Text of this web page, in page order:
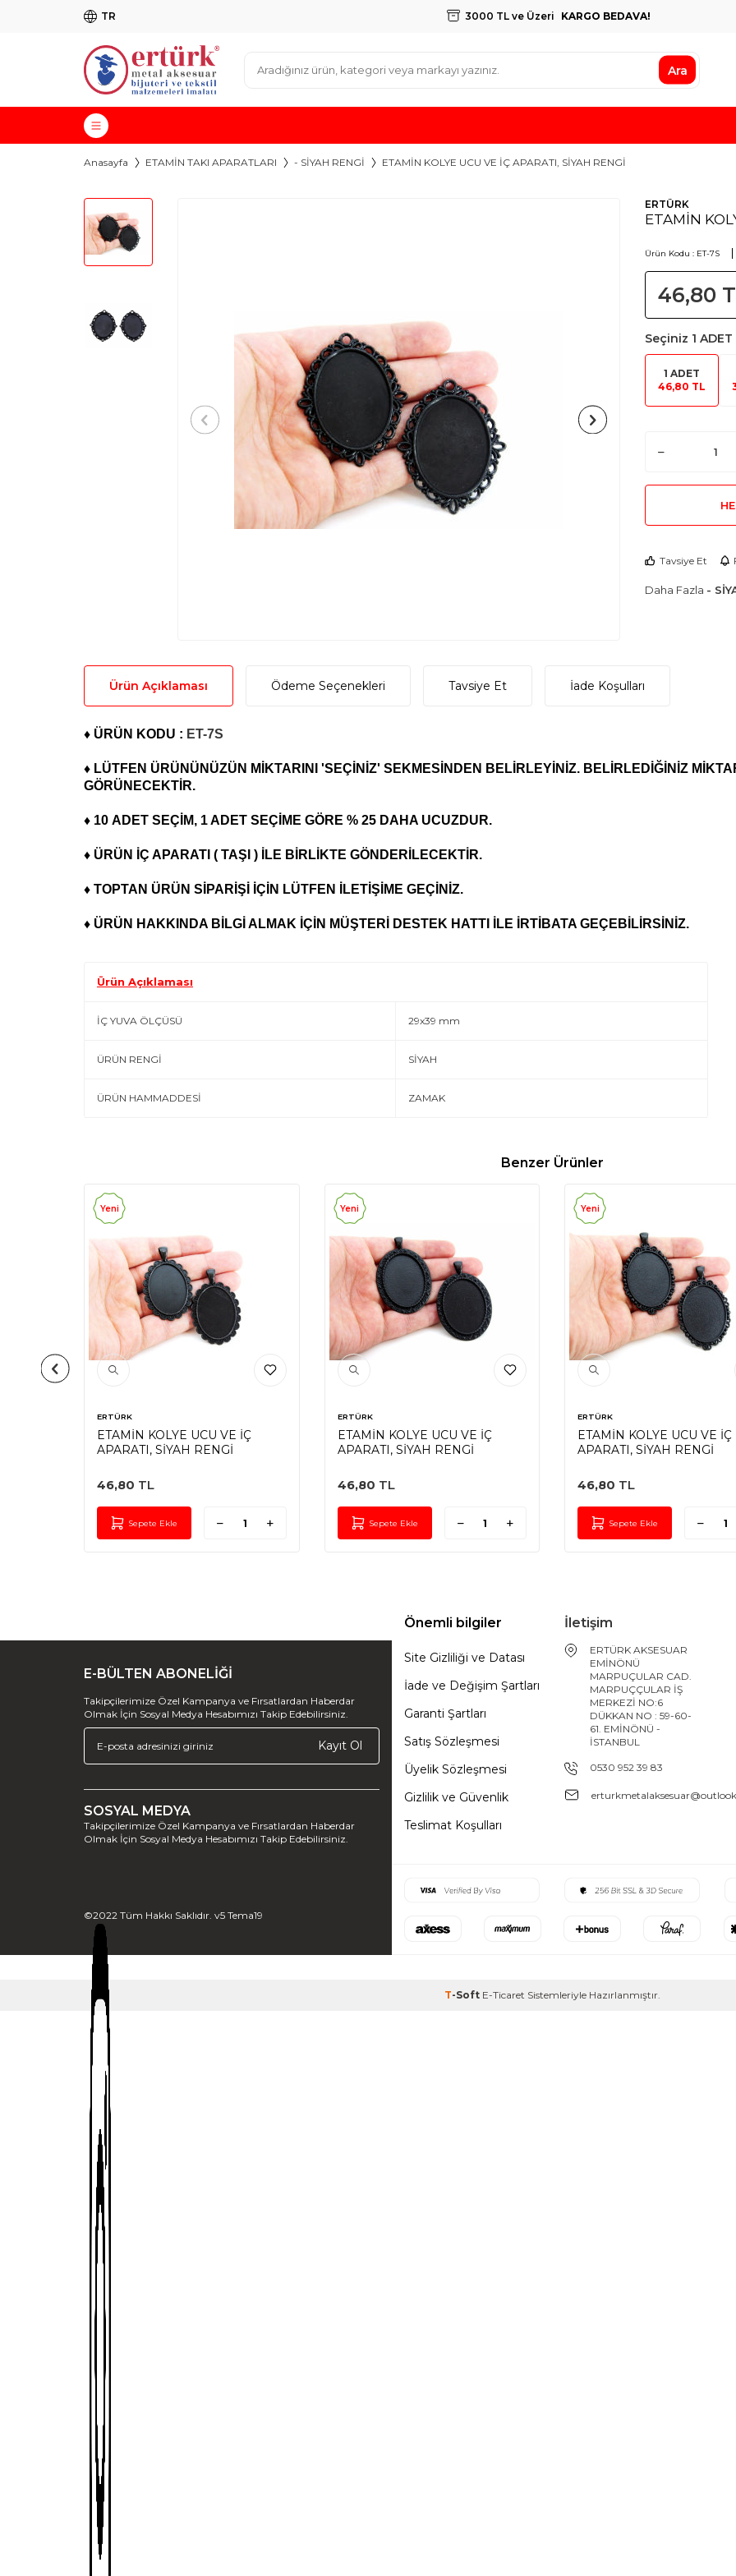
TR 3000 TL ve Üzeri KARGO BEDAVA!
Ara
Anasayfa ETAMİN TAKI APARATLARI - SİYAH RENGİ ETAMİN KOLYE UCU VE İÇ APARATI, SİYAH RENGİ
ERTÜRK
ETAMİN
Ürün Kodu : ET-7S
46,80
Seçiniz 1 ADET
1 ADET
46,80 TL
Tavsiye Et
Daha Fazla -
Ürün Açıklaması Ödeme Seçenekleri Tavsiye Et İade Koşulları
♦ ÜRÜN KODU : ET-7S
♦ LÜTFEN ÜRÜNÜNÜZÜN MİKTARINI 'SEÇİNİZ' SEKMESİNDEN BELİRLEYİNİZ. BELİRLEDİĞİNİZ
GÖRÜNECEKTİR.
♦ 10 ADET SEÇİM, 1 ADET SEÇİME GÖRE % 25 DAHA UCUZDUR.
♦ ÜRÜN İÇ APARATI ( TAŞI ) İLE BİRLİKTE GÖNDERİLECEKTİR.
♦ TOPTAN ÜRÜN SİPARİŞİ İÇİN LÜTFEN İLETİŞİME GEÇİNİZ.
♦ ÜRÜN HAKKINDA BİLGİ ALMAK İÇİN MÜŞTERİ DESTEK HATTI İLE İRTİBATA GEÇEBİLİRSİNİZ.
Ürün Açıklaması
İÇ YUVA ÖLÇÜSÜ 29x39 mm
ÜRÜN RENGİ SİYAH
ÜRÜN HAMMADDESİ ZAMAK
Benzer Ürünler
Yeni
ERTÜRK
ETAMİN KOLYE UCU VE İÇ
APARATI, SİYAH RENGİ
46,80 TL
Sepete Ekle
Yeni
ERTÜRK
ETAMİN KOLYE UCU VE İÇ
APARATI, SİYAH RENGİ
46,80 TL
Sepete Ekle
Yeni
ERTÜRK
ETAMİN KOLYE UCU VE İÇ
APARATI, SİYAH RENGİ
46,80 TL
Sepete Ekle
E-BÜLTEN ABONELİĞİ
Takipçilerimize Özel Kampanya ve Fırsatlardan Haberdar
Olmak İçin Sosyal Medya Hesabımızı Takip Edebilirsiniz.
Kayıt Ol
SOSYAL MEDYA
Takipçilerimize Özel Kampanya ve Fırsatlardan Haberdar
Olmak İçin Sosyal Medya Hesabımızı Takip Edebilirsiniz.
©2022 Tüm Hakkı Saklıdır. v5 Tema19
Önemli bilgiler
Site Gizliliği ve Datası
İade ve Değişim Şartları
Garanti Şartları
Satış Sözleşmesi
Üyelik Sözleşmesi
Gizlilik ve Güvenlik
Teslimat Koşulları
İletişim
ERTÜRK AKSESUAR
EMİNÖNÜ
MARPUÇULAR CAD.
MARPUÇÇULAR İŞ
MERKEZİ NO:6
DÜKKAN NO : 59-60-
61. EMİNÖNÜ -
İSTANBUL
0530 952 39 83
T-Soft E-Ticaret Sistemleriyle Hazırlanmıştır.